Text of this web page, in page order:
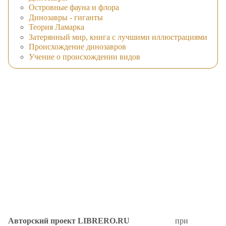
Островные фауна и флора
Динозавры - гиганты
Теория Ламарка
Затерянный мир, книга с лучшими иллюстрациями
Происхождение динозавров
Учение о происхождении видов
Авторский проект LIBRERO.RU
при